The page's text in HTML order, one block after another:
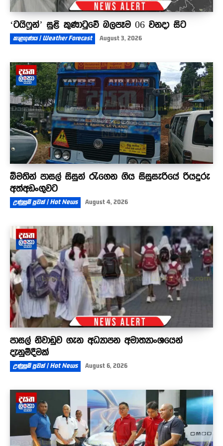
‘ටයිෆූන්’ සුළි කුණාටුවේ බලපෑම 06 වනදා සිට
කාළගුණය | Weather Forecast August 3, 2026
බීමතින් පාසල් සිසුන් රැගෙන ගිය සිසුසැරියේ රියදුරු
අත්අඩංගුවට
උණුසුම් පුවත් | Hot News August 4, 2026
පාසල් නිවාඩුව ගැන අධ්‍යාපන අමාත්‍යාංශයෙන්
දැනුම්දීමක්
උණුසුම් පුවත් | Hot News August 6, 2026